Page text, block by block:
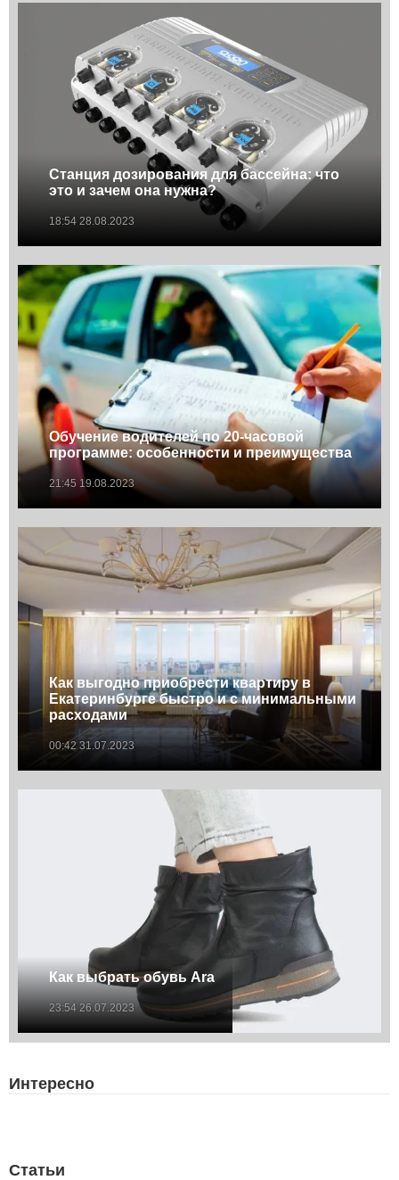
Станция дозирования для бассейна: что
это и зачем она нужна?
18:54 28.08.2023
Обучение водителей по 20-часовой
программе: особенности и преимущества
21:45 19.08.2023
Как выгодно приобрести квартиру в
Екатеринбурге быстро и с минимальными
расходами
00:42 31.07.2023
Как выбрать обувь Ara
23:54 26.07.2023
Интересно
Статьи